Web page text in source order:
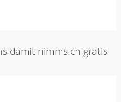
damit nimms.ch gratis